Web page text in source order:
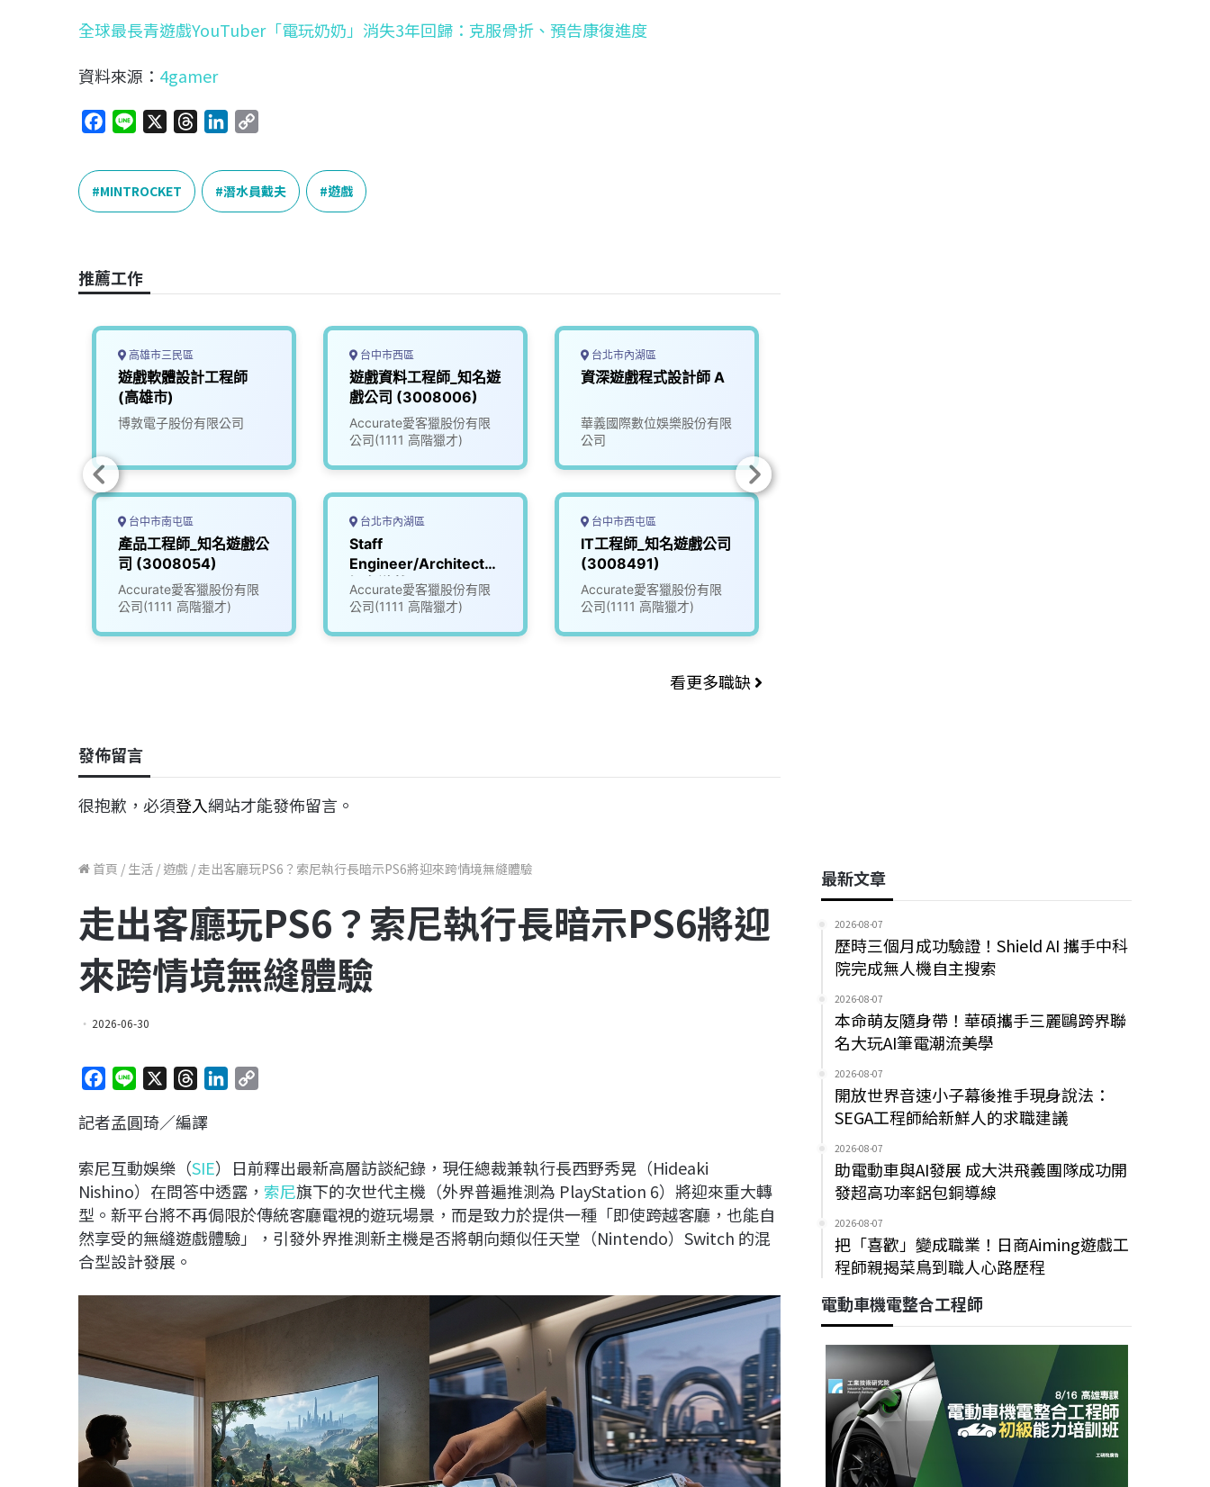
全球最長青遊戲YouTuber「電玩奶奶」消失3年回歸：克服骨折、預告康復進度
資料來源： 4gamer
c
e
b
k
n
e
e
n
k
e
p
y
L
MINTROCKET 潛水員戴夫 遊戲
推薦工作
高雄市三民區
遊戲軟體設計工程師
(高雄市)
博敦電子股份有限公司
台中市南屯區
產品工程師_知名遊戲公
司 (3008054)
Accurate愛客獵股份有限
公司(1111 高階獵才)
台中市西區
遊戲資料工程師_知名遊
戲公司 (3008006)
Accurate愛客獵股份有限
公司(1111 高階獵才)
台北市內湖區
Staff
Engineer/Architect_
知名遊戲公司
(3008596)
Accurate愛客獵股份有限
公司(1111 高階獵才)
台北市內湖區
資深遊戲程式設計師 A
華義國際數位娛樂股份有限
公司
台中市西屯區
IT工程師_知名遊戲公司
(3008491)
Accurate愛客獵股份有限
公司(1111 高階獵才)
看更多職缺
發佈留言
很抱歉，必須登入網站才能發佈留言。